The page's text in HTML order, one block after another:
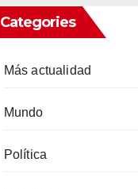
Categories
Más actualidad
Mundo
Política